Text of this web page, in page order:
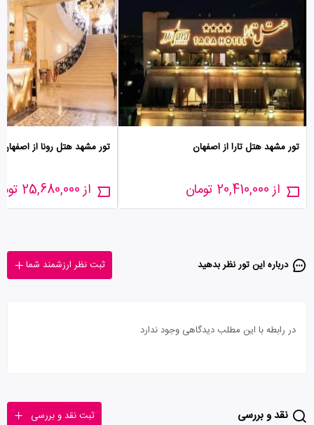
تور مشهد هتل تارا از اصفهان
از 20,410,000 تومان
تور مشهد هتل رونا از اصفهان
از 25,680,000 تومان
درباره این تور‌ نظر بدهید ثبت نظر ارزشمند شما
در رابطه با این مطلب دیدگاهی وجود ندارد
نقد و بررسی ثبت نقد و بررسی